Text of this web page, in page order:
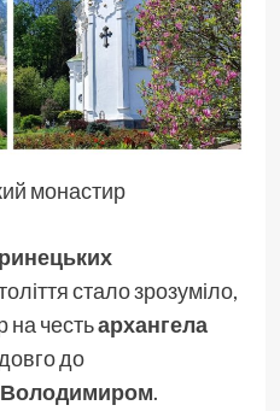
монастир
стало зрозуміло,
на честьархангела
до
Володимиром.